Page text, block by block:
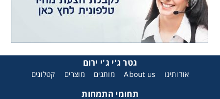
גטר ג'י ג'י ירום
אודותינו About us מותגים מוצרים קטלוגים
תחומי התמחות